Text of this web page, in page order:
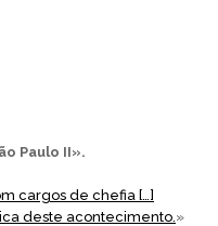
Paulo II».
cargos de chefia […]
deste acontecimento.»